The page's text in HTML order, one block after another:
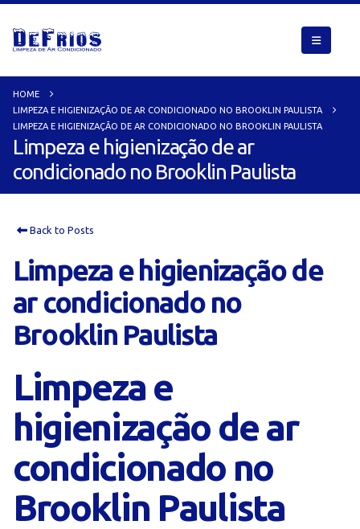
HOME
LIMPEZA E HIGIENIZAÇÃO DE AR CONDICIONADO NO BROOKLIN PAULISTA
LIMPEZA E HIGIENIZAÇÃO DE AR CONDICIONADO NO BROOKLIN PAULISTA
Limpeza e higienização de ar
condicionado no Brooklin Paulista
Back to Posts
Limpeza e higienização de
ar condicionado no
Brooklin Paulista
Limpeza e
higienização de ar
condicionado no
Brooklin Paulista